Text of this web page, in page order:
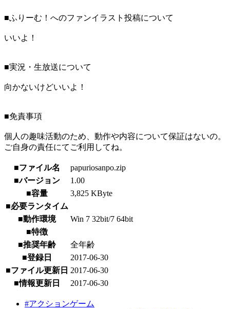
■ふりーむ！へのファンイラスト投稿について
いいよ！
■実況・生放送について
向かないけどいいよ！
■免責事項
個人の趣味活動のため、動作や内容について保証はないの。
ご自身の責任にてご利用してね。
■ファイル名
papuriosanpo.zip
■バージョン
1.00
■容量
3,825 KByte
■必要ランタイム
■動作環境
Win 7 32bit/7 64bit
■特徴
■推奨年齢
全年齢
■登録日
2017-06-30
■ファイル更新日 2017-06-30
■情報更新日
2017-06-30
#アクションゲーム